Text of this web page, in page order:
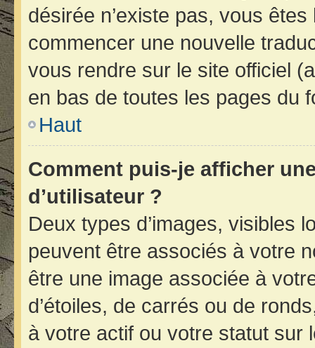
désirée n’existe pas, vous
commencer une nouvelle
vous rendre sur le site officiel
en bas de toutes les pages du
Haut
Comment puis-je afficher
d’utilisateur ?
Deux types d’images, visibles
peuvent être associés à votre
être une image associée à
d’étoiles, de carrés ou de
à votre actif ou votre statut sur